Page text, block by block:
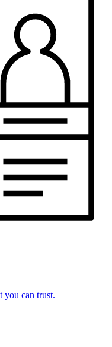
you can trust.